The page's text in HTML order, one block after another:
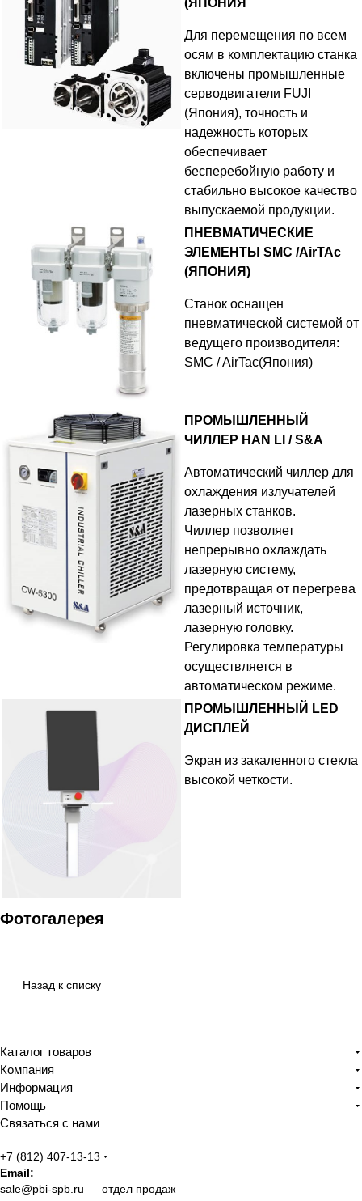
Для перемещения по всем
осям в комплектацию станка
включены промышленные
серводвигатели FUJI
(Япония), точность и
надежность которых
обеспечивает
бесперебойную работу и
стабильно высокое качество
выпускаемой продукции.
ПНЕВМАТИЧЕСКИЕ
ЭЛЕМЕНТЫ SMC /AirTAc
(ЯПОНИЯ)
Станок оснащен
пневматической системой от
ведущего производителя:
SMC / AirTac(Япония)
ПРОМЫШЛЕННЫЙ
ЧИЛЛЕР HAN LI / S&A
Автоматический чиллер для
охлаждения излучателей
лазерных станков.
Чиллер позволяет
непрерывно охлаждать
лазерную систему,
предотвращая от перегрева
лазерный источник,
лазерную головку.
Регулировка температуры
осуществляется в
автоматическом режиме.
ПРОМЫШЛЕННЫЙ LED
ДИСПЛЕЙ
Экран из закаленного стекла
высокой четкости.
Фотогалерея
Назад к списку
Каталог товаров
Компания
Информация
Помощь
Связаться с нами
+7 (812) 407-13-13
Email:
sale@pbi-spb.ru — отдел продаж